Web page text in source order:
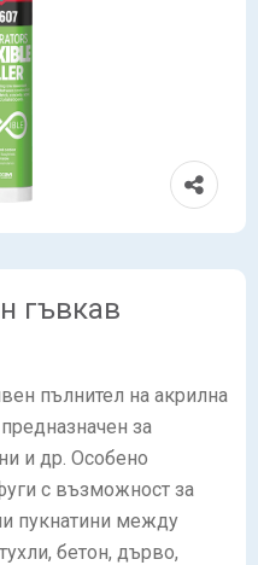
гъвкав
пълнител на акрилна
за
и др. Особено
с възможност за
пукнатини между
бетон, дърво,